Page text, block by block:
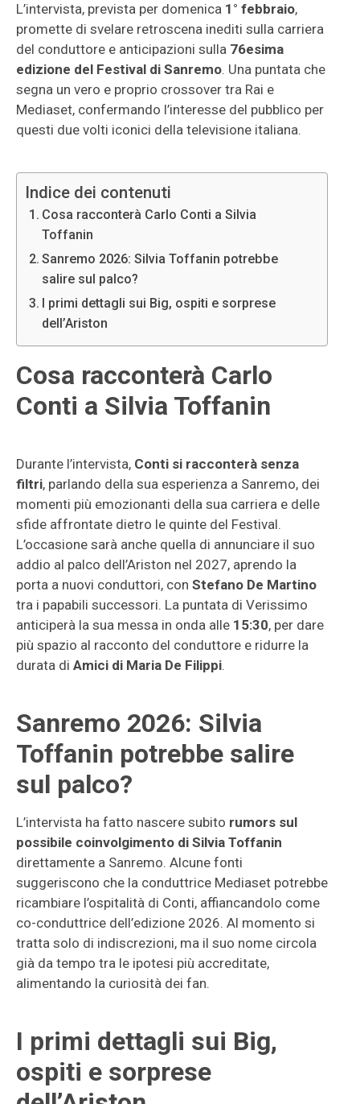
L’intervista, prevista per domenica 1° febbraio,
promette di svelare retroscena inediti sulla carriera
del conduttore e anticipazioni sulla 76esima
edizione del Festival di Sanremo. Una puntata che
segna un vero e proprio crossover tra Rai e
Mediaset, confermando l’interesse del pubblico per
questi due volti iconici della televisione italiana.
Indice dei contenuti
Cosa racconterà Carlo Conti a Silvia
Toffanin
Sanremo 2026: Silvia Toffanin potrebbe
salire sul palco?
I primi dettagli sui Big, ospiti e sorprese
dell’Ariston
Cosa racconterà Carlo
Conti a Silvia Toffanin
Durante l’intervista, Conti si racconterà senza
filtri, parlando della sua esperienza a Sanremo, dei
momenti più emozionanti della sua carriera e delle
sfide affrontate dietro le quinte del Festival.
L’occasione sarà anche quella di annunciare il suo
addio al palco dell’Ariston nel 2027, aprendo la
porta a nuovi conduttori, con Stefano De Martino
tra i papabili successori. La puntata di Verissimo
anticiperà la sua messa in onda alle 15:30, per dare
più spazio al racconto del conduttore e ridurre la
durata di Amici di Maria De Filippi.
Sanremo 2026: Silvia
Toffanin potrebbe salire
sul palco?
L’intervista ha fatto nascere subito rumors sul
possibile coinvolgimento di Silvia Toffanin
direttamente a Sanremo. Alcune fonti
suggeriscono che la conduttrice Mediaset potrebbe
ricambiare l’ospitalità di Conti, affiancandolo come
co-conduttrice dell’edizione 2026. Al momento si
tratta solo di indiscrezioni, ma il suo nome circola
già da tempo tra le ipotesi più accreditate,
alimentando la curiosità dei fan.
I primi dettagli sui Big,
ospiti e sorprese